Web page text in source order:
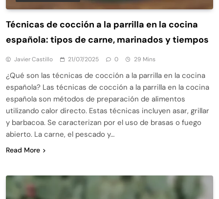
Técnicas de cocción a la parrilla en la cocina
española: tipos de carne, marinados y tiempos
Javier Castillo 21/07/2025 0 29 Mins
¿Qué son las técnicas de cocción a la parrilla en la cocina
española? Las técnicas de cocción a la parrilla en la cocina
española son métodos de preparación de alimentos
utilizando calor directo. Estas técnicas incluyen asar, grillar
y barbacoa. Se caracterizan por el uso de brasas o fuego
abierto. La carne, el pescado y…
Read More